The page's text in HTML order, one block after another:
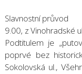
Slavnostní průvod
9.00, z Vinohradské
Podtitulem je
poprvé bez
Sokolovská ul.,